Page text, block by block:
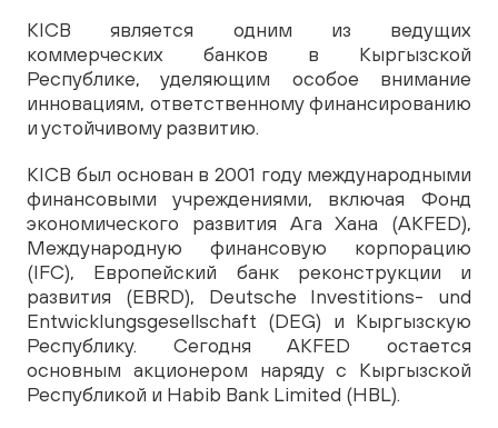
KICB является одним из ведущих
коммерческих банков в Кыргызской
Республике, уделяющим особое внимание
инновациям, ответственному финансированию
и устойчивому развитию.
KICB был основан в 2001 году международными
финансовыми учреждениями, включая Фонд
экономического развития Ага Хана (AKFED),
Международную финансовую корпорацию
(IFC), Европейский банк реконструкции и
развития (EBRD), Deutsche Investitions- und
Entwicklungsgesellschaft (DEG) и Кыргызскую
Республику. Сегодня AKFED остается
основным акционером наряду с Кыргызской
Республикой и Habib Bank Limited (HBL).